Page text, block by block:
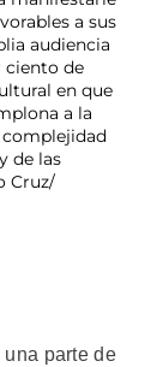
a sus
audiencia
ciento de
en que
a la
de las
Cruz/
parte de